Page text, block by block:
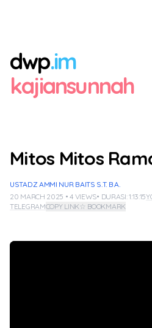
dwp.im
kajiansunnah
Mitos Mitos
USTADZ AMMI NUR BAITS S.T. B.A.
20 MARCH 2025 • 4 VIEWS• DURASI: 1:13:15
TELEGRAMCOPY LINK☆ BOOKMARK